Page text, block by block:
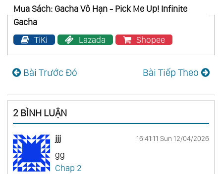
Mua Sách: Gacha Vô Hạn - Pick Me Up! Infinite
Gacha
TiKi
Lazada Shopee
Bài Trước Đó Bài Tiếp Theo
2 BÌNH LUẬN
jjj 16:41:11 Sun 12/04/2026
gg
Chap 2